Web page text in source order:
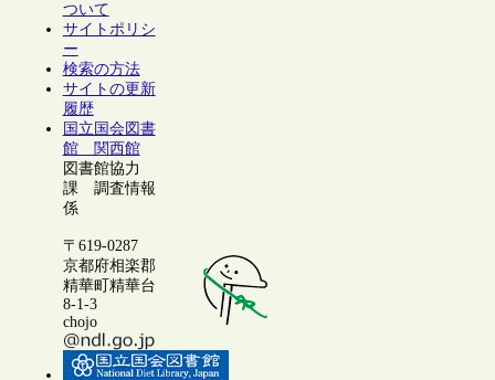
ついて
サイトポリシ
ー
検索の方法
サイトの更新
履歴
国立国会図書
館 関西館
図書館協力
課 調査情報
係
〒619-0287
京都府相楽郡
精華町精華台
8-1-3
chojo